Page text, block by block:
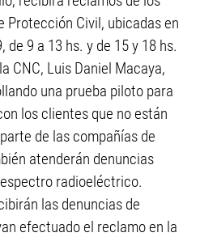
Protección Civil, ubicadas en
de 9 a 13 hs. y de 15 y 18 hs.
CNC, Luis Daniel Macaya,
una prueba piloto para
los clientes que no están
de las compañías de
atenderán denuncias
radioeléctrico.
las denuncias de
efectuado el reclamo en la